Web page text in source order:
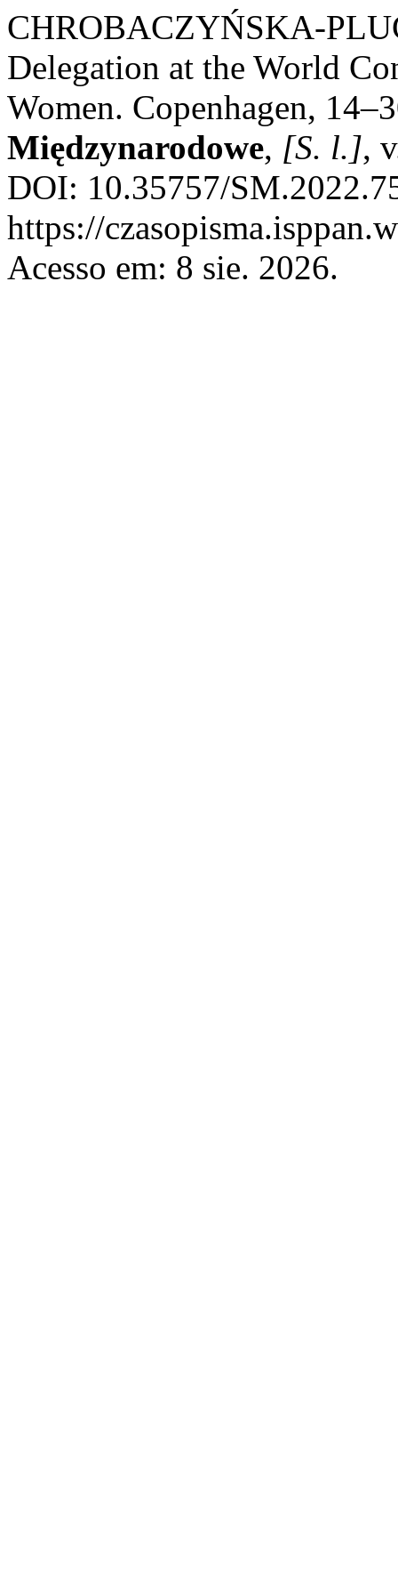
CHROBACZYŃSKA-
Delegation at the World
Women. Copenhagen,
Międzynarodowe, [S. l.],
DOI: 10.35757/
https://
Acesso em: 8 sie. 2026.